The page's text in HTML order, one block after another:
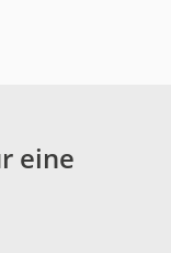
eine